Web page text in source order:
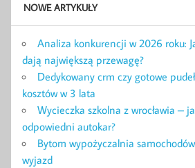
NOWE ARTYKUŁY
Analiza konkurencji w 2026 roku:
dają największą przewagę?
Dedykowany crm czy gotowe
kosztów w 3 lata
Wycieczka szkolna z wrocławia –
odpowiedni autokar?
Bytom wypożyczalnia
wyjazd